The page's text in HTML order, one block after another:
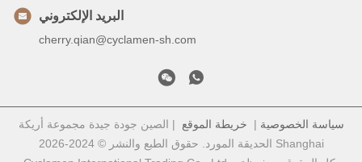
البريد الإلكتروني
cherry.qian@cyclamen-sh.com
سياسة الخصوصية | خريطة الموقع | الصين جودة جيدة مجموعة أريكة
الحديقة المورد. حقوق الطبع والنشر © 2024-2026 Shanghai